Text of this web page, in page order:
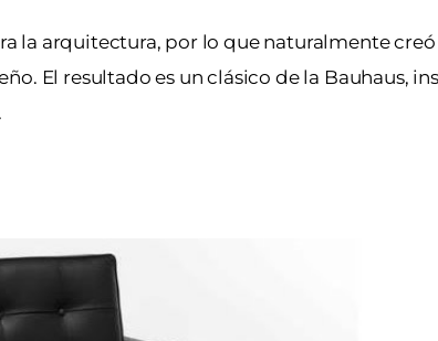
la arquitectura, por lo que naturalmente
El resultado es un clásico de la Bauhaus,